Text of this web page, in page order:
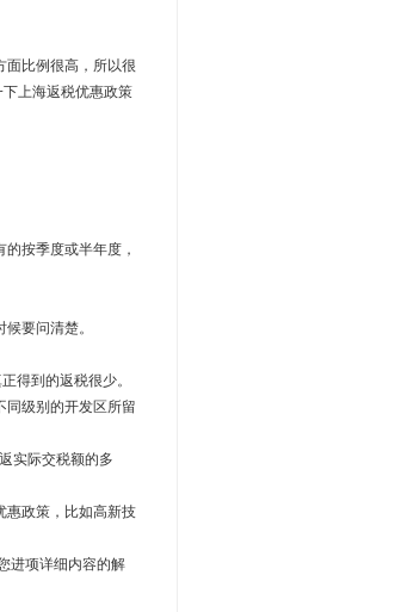
比例很高，所以很
上海返税优惠政策
按季度或半年度，
要问清楚。
得到的返税很少。
级别的开发区所留
实际交税额的多
政策，比如高新技
进项详细内容的解